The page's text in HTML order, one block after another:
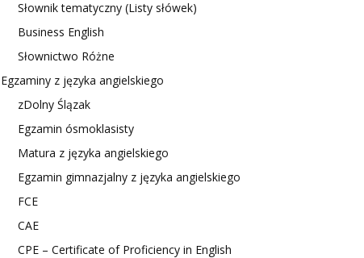
Słownik tematyczny (Listy słówek)
Business English
Słownictwo Różne
Egzaminy z języka angielskiego
zDolny Ślązak
Egzamin ósmoklasisty
Matura z języka angielskiego
Egzamin gimnazjalny z języka angielskiego
FCE
CAE
CPE – Certificate of Proficiency in English